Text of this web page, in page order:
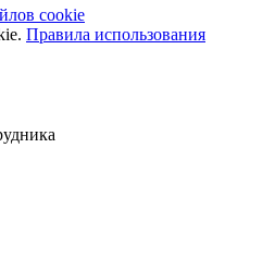
cookie
Правила использования